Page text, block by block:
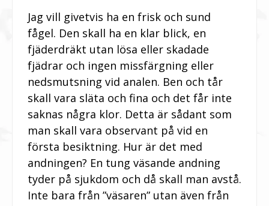
Jag vill givetvis ha en frisk och sund
fågel. Den skall ha en klar blick, en
fjäderdräkt utan lösa eller skadade
fjädrar och ingen missfärgning eller
nedsmutsning vid analen. Ben och tår
skall vara släta och fina och det får inte
saknas några klor. Detta är sådant som
man skall vara observant på vid en
första besiktning. Hur är det med
andningen? En tung väsande andning
tyder på sjukdom och då skall man avstå.
Inte bara från ”väsaren” utan även från